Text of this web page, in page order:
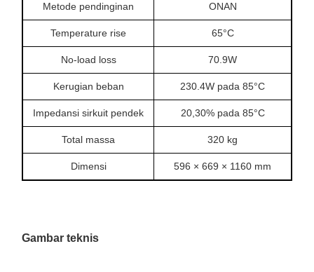
Metode pendinginan ONAN
Temperature rise 65°C
No-load loss 70.9W
Kerugian beban 230.4W pada 85°C
Impedansi sirkuit pendek 20,30% pada 85°C
Total massa 320 kg
Dimensi 596 × 669 × 1160 mm
Gambar teknis